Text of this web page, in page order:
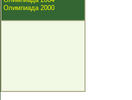
Олимпиада 2000